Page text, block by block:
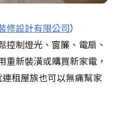
修設計有限公司）
控制燈光、窗簾、電扇、
重新裝潢或購買新家電，
租屋族也可以無痛幫家